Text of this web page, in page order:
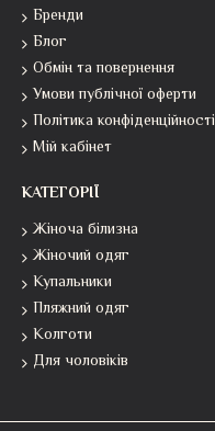
Бренди
Блог
Обмін та повернення
Умови публічної оферти
Політика конфіденційності
Мій кабінет
КАТЕГОРІЇ
Жіноча білизна
Жіночий одяг
Купальники
Пляжний одяг
Колготи
Для чоловіків